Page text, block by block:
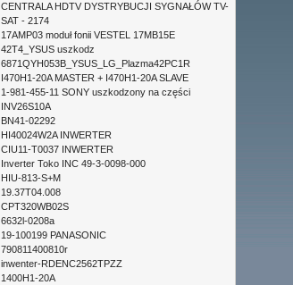
CENTRALA HDTV DYSTRYBUCJI SYGNAŁÓW TV-
SAT - 2174
17AMP03 moduł fonii VESTEL 17MB15E
42T4_YSUS uszkodz
6871QYH053B_YSUS_LG_Plazma42PC1R
I470H1-20A MASTER + I470H1-20A SLAVE
1-981-455-11 SONY uszkodzony na części
INV26S10A
BN41-02292
HI40024W2A INWERTER
CIU11-T0037 INWERTER
Inverter Toko INC 49-3-0098-000
HIU-813-S+M
19.37T04.008
CPT320WB02S
6632l-0208a
19-100199 PANASONIC
790811400810r
inwenter-RDENC2562TPZZ
1400H1-20A